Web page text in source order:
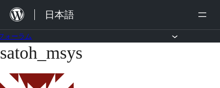
を
ス
ッ
日本語
ォーラム
コ
satoh_msys